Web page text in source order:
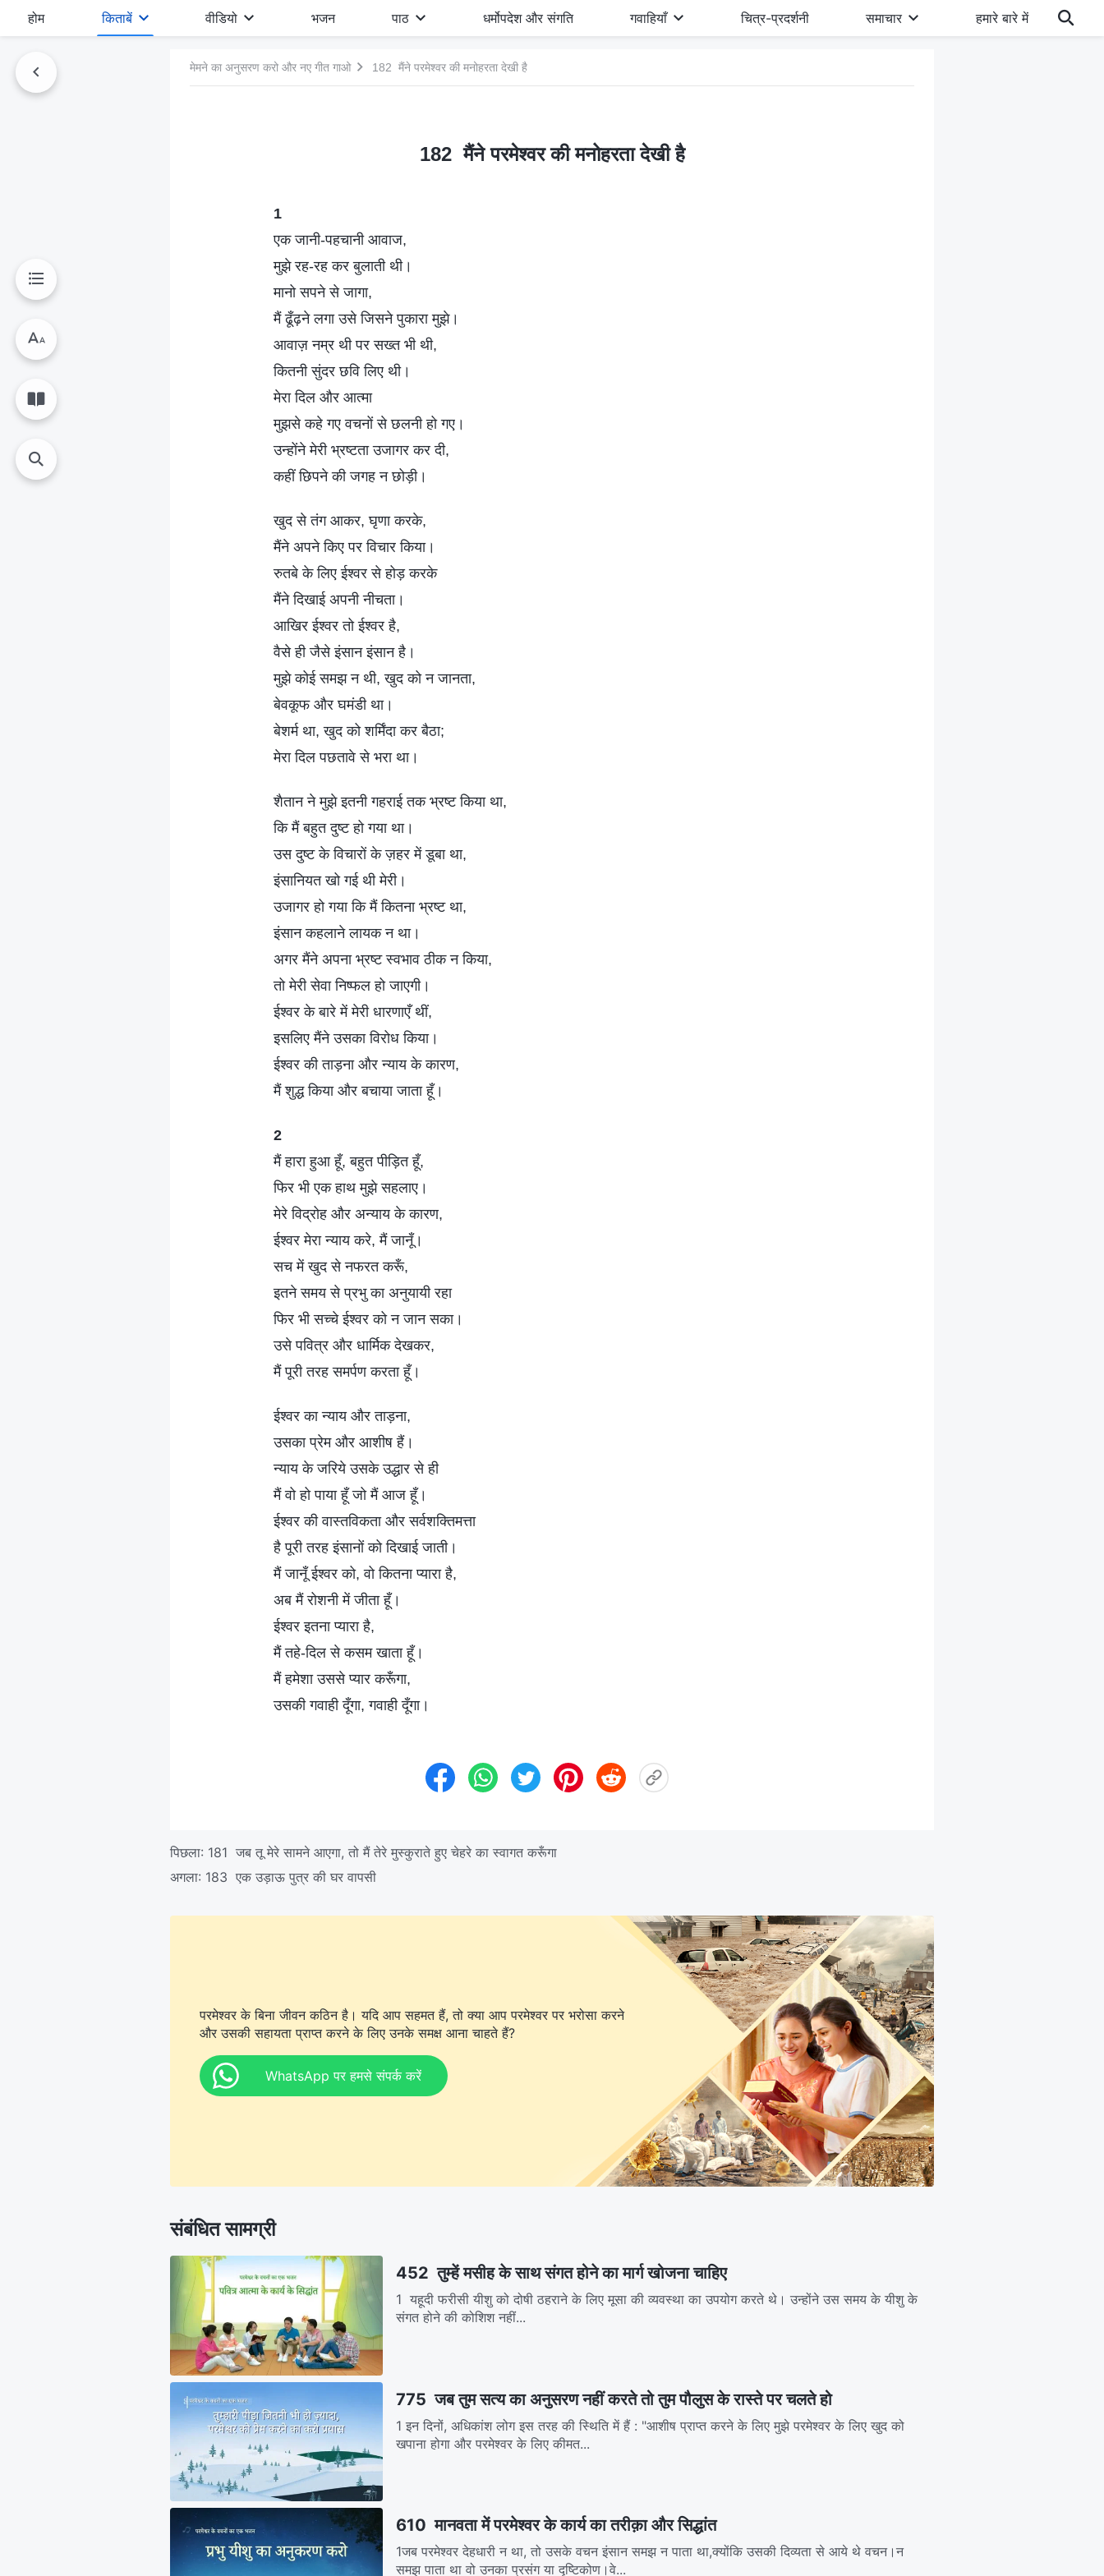
होम किताबें वीडियो भजन पाठ धर्मोपदेश और संगति गवाहियाँ चित्र-प्रदर्शनी समाचार हमारे बारे में
मेमने का अनुसरण करो और नए गीत गाओ 182 मैंने परमेश्वर की मनोहरता देखी है
182 मैंने परमेश्वर की मनोहरता देखी है
1
एक जानी-पहचानी आवाज,
मुझे रह-रह कर बुलाती थी।
मानो सपने से जागा,
मैं ढूँढ़ने लगा उसे जिसने पुकारा मुझे।
आवाज़ नम्र थी पर सख्त भी थी,
कितनी सुंदर छवि लिए थी।
मेरा दिल और आत्मा
मुझसे कहे गए वचनों से छलनी हो गए।
उन्होंने मेरी भ्रष्टता उजागर कर दी,
कहीं छिपने की जगह न छोड़ी।
खुद से तंग आकर, घृणा करके,
मैंने अपने किए पर विचार किया।
रुतबे के लिए ईश्वर से होड़ करके
मैंने दिखाई अपनी नीचता।
आखिर ईश्वर तो ईश्वर है,
वैसे ही जैसे इंसान इंसान है।
मुझे कोई समझ न थी, खुद को न जानता,
बेवकूफ और घमंडी था।
बेशर्म था, खुद को शर्मिंदा कर बैठा;
मेरा दिल पछतावे से भरा था।
शैतान ने मुझे इतनी गहराई तक भ्रष्ट किया था,
कि मैं बहुत दुष्ट हो गया था।
उस दुष्ट के विचारों के ज़हर में डूबा था,
इंसानियत खो गई थी मेरी।
उजागर हो गया कि मैं कितना भ्रष्ट था,
इंसान कहलाने लायक न था।
अगर मैंने अपना भ्रष्ट स्वभाव ठीक न किया,
तो मेरी सेवा निष्फल हो जाएगी।
ईश्वर के बारे में मेरी धारणाएँ थीं,
इसलिए मैंने उसका विरोध किया।
ईश्वर की ताड़ना और न्याय के कारण,
मैं शुद्ध किया और बचाया जाता हूँ।
2
मैं हारा हुआ हूँ, बहुत पीड़ित हूँ,
फिर भी एक हाथ मुझे सहलाए।
मेरे विद्रोह और अन्याय के कारण,
ईश्वर मेरा न्याय करे, मैं जानूँ।
सच में खुद से नफरत करूँ,
इतने समय से प्रभु का अनुयायी रहा
फिर भी सच्चे ईश्वर को न जान सका।
उसे पवित्र और धार्मिक देखकर,
मैं पूरी तरह समर्पण करता हूँ।
ईश्वर का न्याय और ताड़ना,
उसका प्रेम और आशीष हैं।
न्याय के जरिये उसके उद्धार से ही
मैं वो हो पाया हूँ जो मैं आज हूँ।
ईश्वर की वास्तविकता और सर्वशक्तिमत्ता
है पूरी तरह इंसानों को दिखाई जाती।
मैं जानूँ ईश्वर को, वो कितना प्यारा है,
अब मैं रोशनी में जीता हूँ।
ईश्वर इतना प्यारा है,
मैं तहे-दिल से कसम खाता हूँ।
मैं हमेशा उससे प्यार करूँगा,
उसकी गवाही दूँगा, गवाही दूँगा।
पिछला: 181 जब तू मेरे सामने आएगा, तो मैं तेरे मुस्कुराते हुए चेहरे का स्वागत करूँगा
अगला: 183 एक उड़ाऊ पुत्र की घर वापसी
परमेश्वर के बिना जीवन कठिन है। यदि आप सहमत हैं, तो क्या आप परमेश्वर पर भरोसा करने
और उसकी सहायता प्राप्त करने के लिए उनके समक्ष आना चाहते हैं?
WhatsApp पर हमसे संपर्क करें
संबंधित सामग्री
452 तुम्हें मसीह के साथ संगत होने का मार्ग खोजना चाहिए
1 यहूदी फरीसी यीशु को दोषी ठहराने के लिए मूसा की व्यवस्था का उपयोग करते थे। उन्होंने उस समय के यीशु के
संगत होने की कोशिश नहीं...
775 जब तुम सत्य का अनुसरण नहीं करते तो तुम पौलुस के रास्ते पर चलते हो
1 इन दिनों, अधिकांश लोग इस तरह की स्थिति में हैं : "आशीष प्राप्त करने के लिए मुझे परमेश्वर के लिए खुद को
खपाना होगा और परमेश्वर के लिए कीमत...
610 मानवता में परमेश्वर के कार्य का तरीक़ा और सिद्धांत
1जब परमेश्वर देहधारी न था, तो उसके वचन इंसान समझ न पाता था,क्योंकि उसकी दिव्यता से आये थे वचन।न
समझ पाता था वो उनका प्रसंग या दृष्टिकोण।वे...